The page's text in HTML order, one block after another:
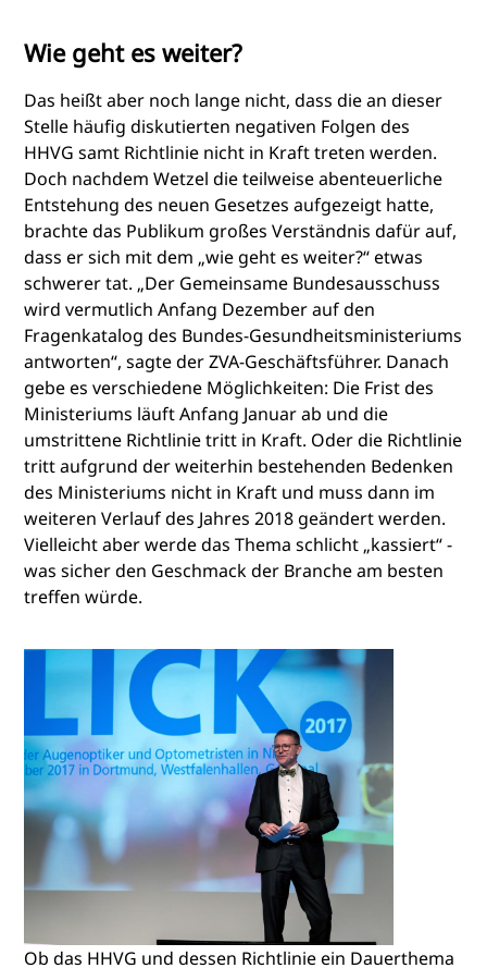
Wie geht es weiter?
Das heißt aber noch lange nicht, dass die an dieser
Stelle häufig diskutierten negativen Folgen des
HHVG samt Richtlinie nicht in Kraft treten werden.
Doch nachdem Wetzel die teilweise abenteuerliche
Entstehung des neuen Gesetzes aufgezeigt hatte,
brachte das Publikum großes Verständnis dafür auf,
dass er sich mit dem „wie geht es weiter?“ etwas
schwerer tat. „Der Gemeinsame Bundesausschuss
wird vermutlich Anfang Dezember auf den
Fragenkatalog des Bundes-Gesundheitsministeriums
antworten“, sagte der ZVA-Geschäftsführer. Danach
gebe es verschiedene Möglichkeiten: Die Frist des
Ministeriums läuft Anfang Januar ab und die
umstrittene Richtlinie tritt in Kraft. Oder die Richtlinie
tritt aufgrund der weiterhin bestehenden Bedenken
des Ministeriums nicht in Kraft und muss dann im
weiteren Verlauf des Jahres 2018 geändert werden.
Vielleicht aber werde das Thema schlicht „kassiert“ -
was sicher den Geschmack der Branche am besten
treffen würde.
Ob das HHVG und dessen Richtlinie ein Dauerthema